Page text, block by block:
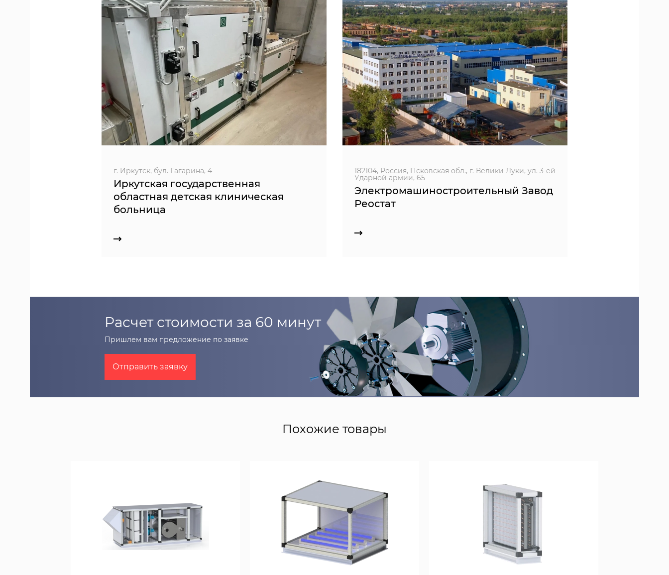
г. Иркутск, бул. Гагарина, 4
Иркутская государственная
областная детская клиническая
больница
182104, Россия, Псковская обл., г. Велики Луки, ул. 3-ей
Ударной армии, 65
Электромашиностроительный Завод
Реостат
Расчет стоимости за 60 минут
Пришлем вам предложение по заявке
Отправить заявку
Похожие товары